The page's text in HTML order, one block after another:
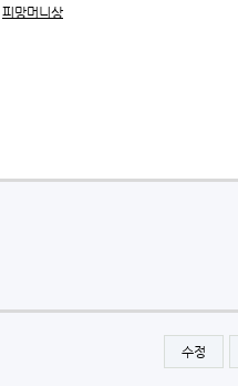
피망머니상
수정